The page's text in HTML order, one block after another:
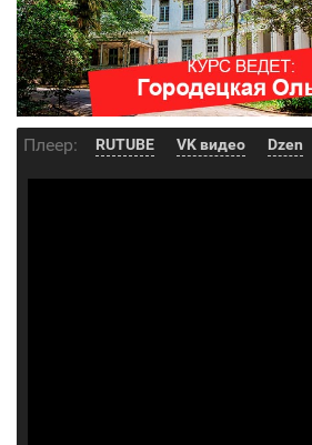
Плеер: RUTUBE VK видео Dzen